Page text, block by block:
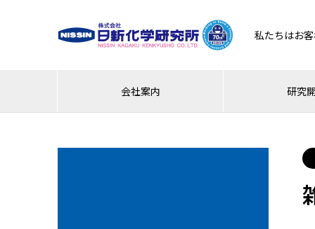
私たちはお
会社案内 研究